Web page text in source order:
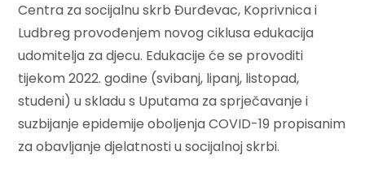
Centra za socijalnu skrb Đurđevac, Koprivnica i
Ludbreg provođenjem novog ciklusa edukacija
udomitelja za djecu. Edukacije će se provoditi
tijekom 2022. godine (svibanj, lipanj, listopad,
studeni) u skladu s Uputama za sprječavanje i
suzbijanje epidemije oboljenja COVID-19 propisanim
za obavljanje djelatnosti u socijalnoj skrbi.